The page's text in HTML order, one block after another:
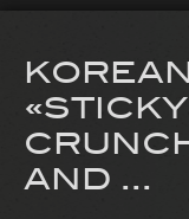
AND ...